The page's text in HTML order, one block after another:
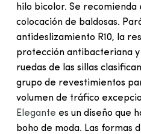
hilo bicolor. Se
colocación de baldosas.
antideslizamiento R10, la
protección antibacteriana y
ruedas de las sillas
grupo de revestimientos
volumen de tráfico
Elegante es un diseño que
boho de moda. Las formas